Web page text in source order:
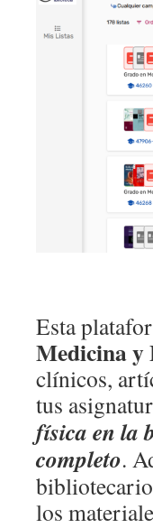
Esta
Medicina y
clínicos,
tus
física en la
completo.
los